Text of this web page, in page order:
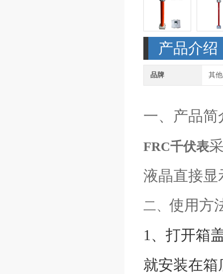
产品介绍
品牌 其
一、产品简
FRC千伏表
液晶直接显
二、 使用方
1、打开箱
就安装在箱